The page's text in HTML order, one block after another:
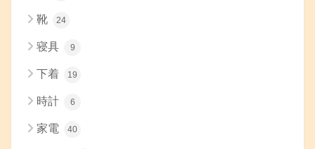
靴 24
寝具 9
下着 19
時計 6
家電 40